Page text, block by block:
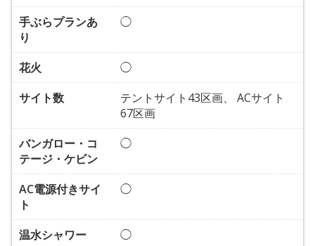
手ぶらプランあ
り
◯
花火
◯
サイト数
テントサイト43区画、 ACサイト
67区画
バンガロー・コ
テージ・ケビン
◯
AC電源付きサイ
ト
◯
温水シャワー
◯